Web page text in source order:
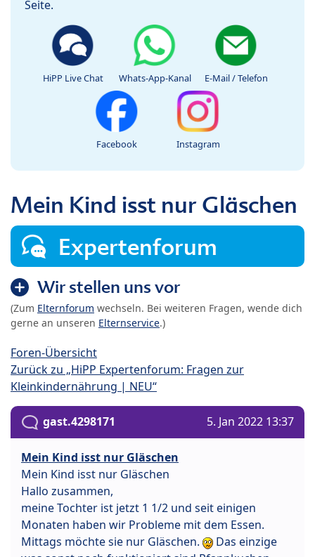
Seite.
HiPP Live Chat Whats-App-Kanal E-Mail / Telefon
Facebook Instagram
Mein Kind isst nur Gläschen
Expertenforum
Wir stellen uns vor
(Zum Elternforum wechseln. Bei weiteren Fragen, wende dich
gerne an unseren Elternservice.)
Foren-Übersicht
Zurück zu „HiPP Expertenforum: Fragen zur
Kleinkindernährung | NEU“
gast.4298171 5. Jan 2022 13:37
Mein Kind isst nur Gläschen
Mein Kind isst nur Gläschen
Hallo zusammen,
meine Tochter ist jetzt 1 1/2 und seit einigen
Monaten haben wir Probleme mit dem Essen.
Mittags möchte sie nur Gläschen.
Das einzige